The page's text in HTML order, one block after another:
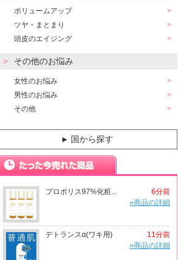
ボリュームアップ
ツヤ・まとまり
頭皮のエイジング
その他のお悩み
女性のお悩み
男性のお悩み
その他
▼ 国から探す
プロポリス97%化粧...
6分前
»商品の詳細
デトランスα(ワキ用)
11分前
»商品の詳細